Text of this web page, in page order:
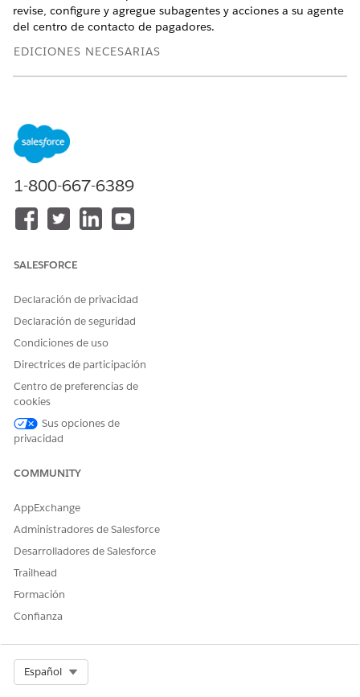
revise, configure y agregue subagentes y acciones a su agente
del centro de contacto de pagadores.
EDICIONES NECESARIAS
Unlimited
Health Cloud y Agentforce Employee Agent
PERMISOS DE USUARIO NECESARIOS
Para gestionar subagentes y
acciones:
reclamaciones está activo.
Verifique que las acciones Buscar reclamaciones y Obtener
resumen de reclamación están activas y asociadas con el
subagente Asistencia de servicio de reclamaciones.
Agregue el subagente Asistencia de servicio de
Subagentes
1-800-667-6389
SALESFORCE
Declaración de privacidad
Declaración de seguridad
Condiciones de uso
Directrices de participación
Centro de preferencias de
cookies
Sus opciones de
privacidad
COMMUNITY
AppExchange
Administradores de Salesforce
Desarrolladores de Salesforce
Trailhead
Formación
Confianza
Español